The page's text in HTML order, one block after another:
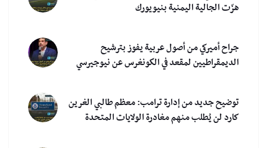
هزّت الجالية اليمنية بنيويورك
جراح أميركي من أصول عربية يفوز بترشيح
الديمقراطيين لمقعد في الكونغرس عن نيوجيرسي
توضيح جديد من إدارة ترامب: معظم طالبي الغرين
كارد لن يُطلب منهم مغادرة الولايات المتحدة